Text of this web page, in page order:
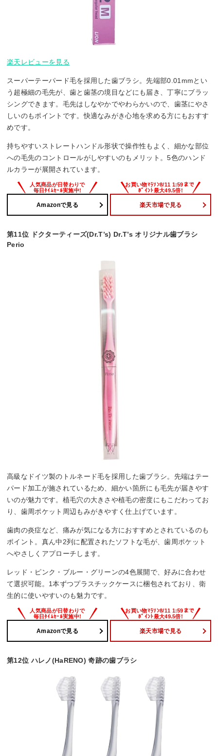
楽天レビューを見る
スーパーテーパード毛を採用した歯ブラシ。先端部0.01mmとい
う超極細の毛先が、歯と歯茎の境目などにも届き、丁寧にブラッ
シングできます。毛先はしなやかでやわらかいので、歯茎にやさ
しいのもポイントです。快適なみがき心地を求める方にもおすす
めです。
持ちやすいストレートハンドル形状で操作性もよく、細かな部位
への毛先のコントロールがしやすいのもメリット。5色のハンド
ルカラーが展開されています。
Amazonで見る 楽天市場で見る
第11位 ドクターティーズ(Dr.T’s) Dr.T’s オリジナル歯ブラシ
Perio
高級なドイツ製のトルネード毛を採用した歯ブラシ。先端はテー
パード加工が施されているため、細かい箇所にも毛先が届きやす
いのが魅力です。植毛穴の大きさや植毛の密度にもこだわってお
り、歯周ポケット周辺もみがきやすく仕上げています。
歯肉の炎症など、痛みが気になる方におすすめとされているのも
ポイント。真ん中2列に配置されたソフトな毛が、歯周ポケット
へやさしくアプローチします。
レッド・ピンク・ブルー・グリーンの4色展開で、好みに合わせ
て選択可能。1本ずつプラスチックケースに梱包されており、衛
生的に使いやすいのも魅力です。
Amazonで見る 楽天市場で見る
第12位 ハレノ(HaRENO) 奇跡の歯ブラシ